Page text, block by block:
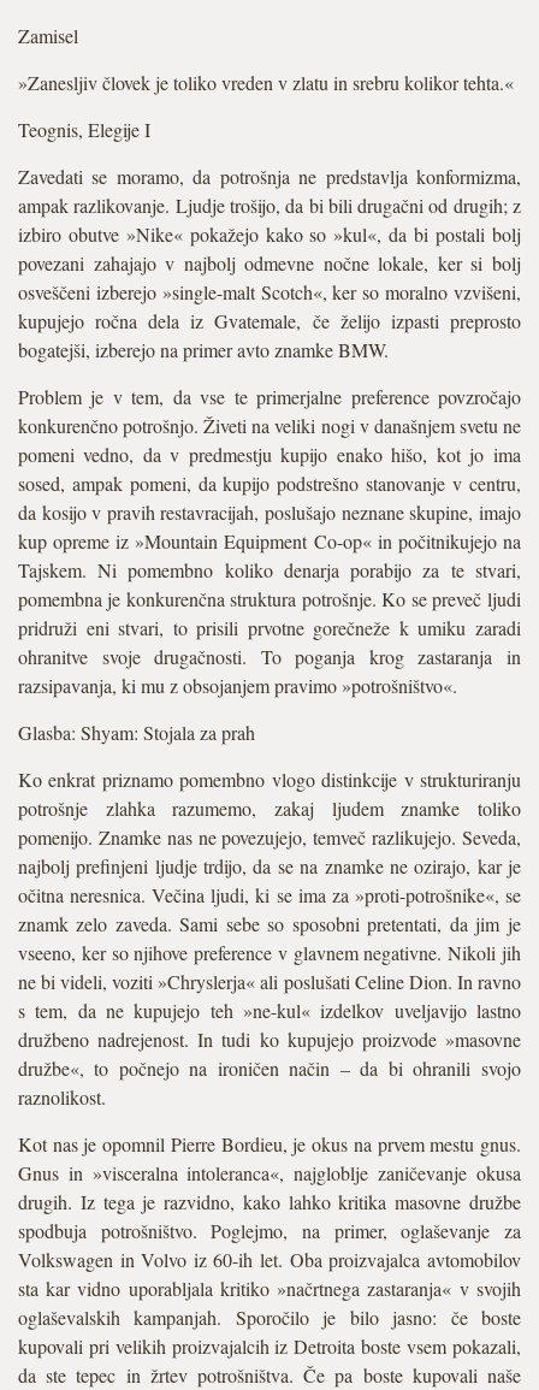
Zamisel
»Zanesljiv človek je toliko vreden v zlatu in srebru kolikor tehta.«
Teognis, Elegije I
Zavedati se moramo, da potrošnja ne predstavlja konformizma,
ampak razlikovanje. Ljudje trošijo, da bi bili drugačni od drugih; z
izbiro obutve »Nike« pokažejo kako so »kul«, da bi postali bolj
povezani zahajajo v najbolj odmevne nočne lokale, ker si bolj
osveščeni izberejo »single-malt Scotch«, ker so moralno vzvišeni,
kupujejo ročna dela iz Gvatemale, če želijo izpasti preprosto
bogatejši, izberejo na primer avto znamke BMW.
Problem je v tem, da vse te primerjalne preference povzročajo
konkurenčno potrošnjo. Živeti na veliki nogi v današnjem svetu ne
pomeni vedno, da v predmestju kupijo enako hišo, kot jo ima
sosed, ampak pomeni, da kupijo podstrešno stanovanje v centru,
da kosijo v pravih restavracijah, poslušajo neznane skupine, imajo
kup opreme iz »Mountain Equipment Co-op« in počitnikujejo na
Tajskem. Ni pomembno koliko denarja porabijo za te stvari,
pomembna je konkurenčna struktura potrošnje. Ko se preveč ljudi
pridruži eni stvari, to prisili prvotne gorečneže k umiku zaradi
ohranitve svoje drugačnosti. To poganja krog zastaranja in
razsipavanja, ki mu z obsojanjem pravimo »potrošništvo«.
Glasba: Shyam: Stojala za prah
Ko enkrat priznamo pomembno vlogo distinkcije v strukturiranju
potrošnje zlahka razumemo, zakaj ljudem znamke toliko
pomenijo. Znamke nas ne povezujejo, temveč razlikujejo. Seveda,
najbolj prefinjeni ljudje trdijo, da se na znamke ne ozirajo, kar je
očitna neresnica. Večina ljudi, ki se ima za »proti-potrošnike«, se
znamk zelo zaveda. Sami sebe so sposobni pretentati, da jim je
vseeno, ker so njihove preference v glavnem negativne. Nikoli jih
ne bi videli, voziti »Chryslerja« ali poslušati Celine Dion. In ravno
s tem, da ne kupujejo teh »ne-kul« izdelkov uveljavijo lastno
družbeno nadrejenost. In tudi ko kupujejo proizvode »masovne
družbe«, to počnejo na ironičen način – da bi ohranili svojo
raznolikost.
Kot nas je opomnil Pierre Bordieu, je okus na prvem mestu gnus.
Gnus in »visceralna intoleranca«, najgloblje zaničevanje okusa
drugih. Iz tega je razvidno, kako lahko kritika masovne družbe
spodbuja potrošništvo. Poglejmo, na primer, oglaševanje za
Volkswagen in Volvo iz 60-ih let. Oba proizvajalca avtomobilov
sta kar vidno uporabljala kritiko »načrtnega zastaranja« v svojih
oglaševalskih kampanjah. Sporočilo je bilo jasno: če boste
kupovali pri velikih proizvajalcih iz Detroita boste vsem pokazali,
da ste tepec in žrtev potrošništva. Če pa boste kupovali naše